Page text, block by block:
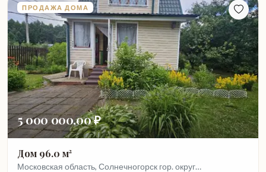
ПРОДАЖА ДОМА
5 000 000,00 ₽
Дом 96.0 м²
Московская область, Солнечногорск гор. округ…